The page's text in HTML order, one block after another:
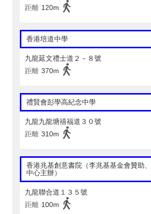
距離 120m
香港培道中學
九龍延文禮士道２－８號
距離 370m
禮賢會彭學高紀念中學
九龍九龍塘禧福道３０號
距離 310m
香港兆基創意書院（李兆基基金會贊助
中心主辦）
九龍聯合道１３５號
距離 100m